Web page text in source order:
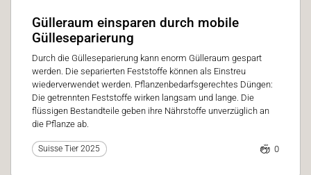
Gülleraum einsparen durch mobile
Gülleseparierung
Durch die Gülleseparierung kann enorm Gülleraum gespart
werden. Die separierten Feststoffe können als Einstreu
wiederverwendet werden. Pflanzenbedarfsgerechtes Düngen:
Die getrennten Feststoffe wirken langsam und lange. Die
flüssigen Bestandteile geben ihre Nährstoffe unverzüglich an
die Pflanze ab.
Suisse Tier 2025 0